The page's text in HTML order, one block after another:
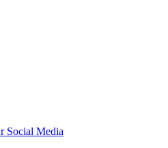
Social Media